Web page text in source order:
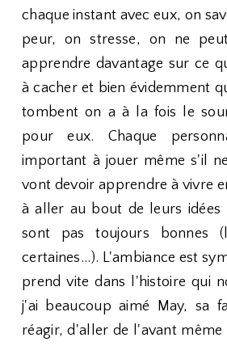
chaque instant avec eux, on
peur, on stresse, on ne
apprendre davantage sur ce
à cacher et bien évidemment
tombent on a à la fois le
pour eux. Chaque
important à jouer même s'il
vont devoir apprendre à vivre
à aller au bout de leurs idées
sont pas toujours bonnes
certaines...). L'ambiance est
prend vite dans l'histoire qui
j'ai beaucoup aimé May, sa
réagir, d'aller de l'avant même